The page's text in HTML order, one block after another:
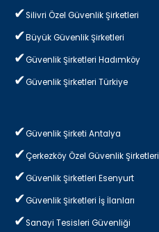
Silivri Özel Güvenlik Şirketleri
Büyük Güvenlik Şirketleri
Güvenlik Şirketleri Hadımköy
Güvenlik Şirketleri Türkiye
Güvenlik Şirketi Antalya
Çerkezköy Özel Güvenlik Şirketleri
Güvenlik Şirketleri Esenyurt
Güvenlik Şirketleri İş İlanları
Sanayi Tesisleri Güvenliği